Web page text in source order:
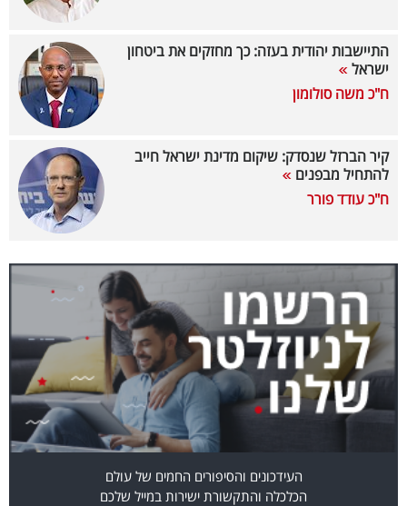
ניוזלטרים
מייל
אדום
התיישבות יהודית בעזה: כך מחזקים את ביטחון
ישראל
ח"כ משה סולומון
קיר הברזל שנסדק: שיקום מדינת ישראל חייב
להתחיל מבפנים
ח"כ עודד פורר
העידכונים והסיפורים החמים של עולם
הכלכלה והתקשורת ישירות במייל שלכם